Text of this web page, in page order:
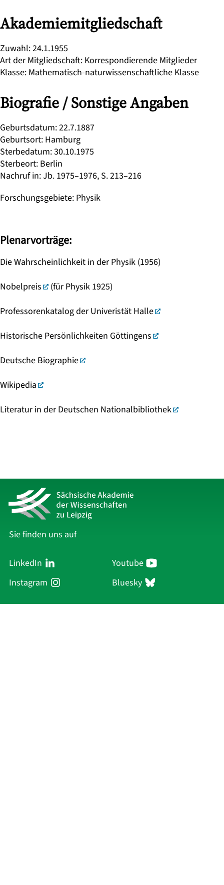
Akademiemitgliedschaft
Zuwahl:24.1.1955
Art der Mitgliedschaft: Korrespondierende Mitglieder
Klasse: Mathematisch-naturwissenschaftliche Klasse
Biografie / Sonstige Angaben
Geburtsdatum:22.7.1887
Geburtsort: Hamburg
Sterbedatum:30.10.1975
Sterbeort: Berlin
Nachruf in:Jb. 1975–1976, S. 213–216
Forschungsgebiete: Physik
Plenarvorträge:
Die Wahrscheinlichkeit in der Physik (1956)
Nobelpreis
(für Physik 1925)
Professorenkatalog der Univeristät Halle
Historische Persönlichkeiten Göttingens
Deutsche Biographie
Wikipedia
Literatur in der Deutschen Nationalbibliothek
Sie finden uns auf
LinkedIn
Youtube
Instagram
Bluesky